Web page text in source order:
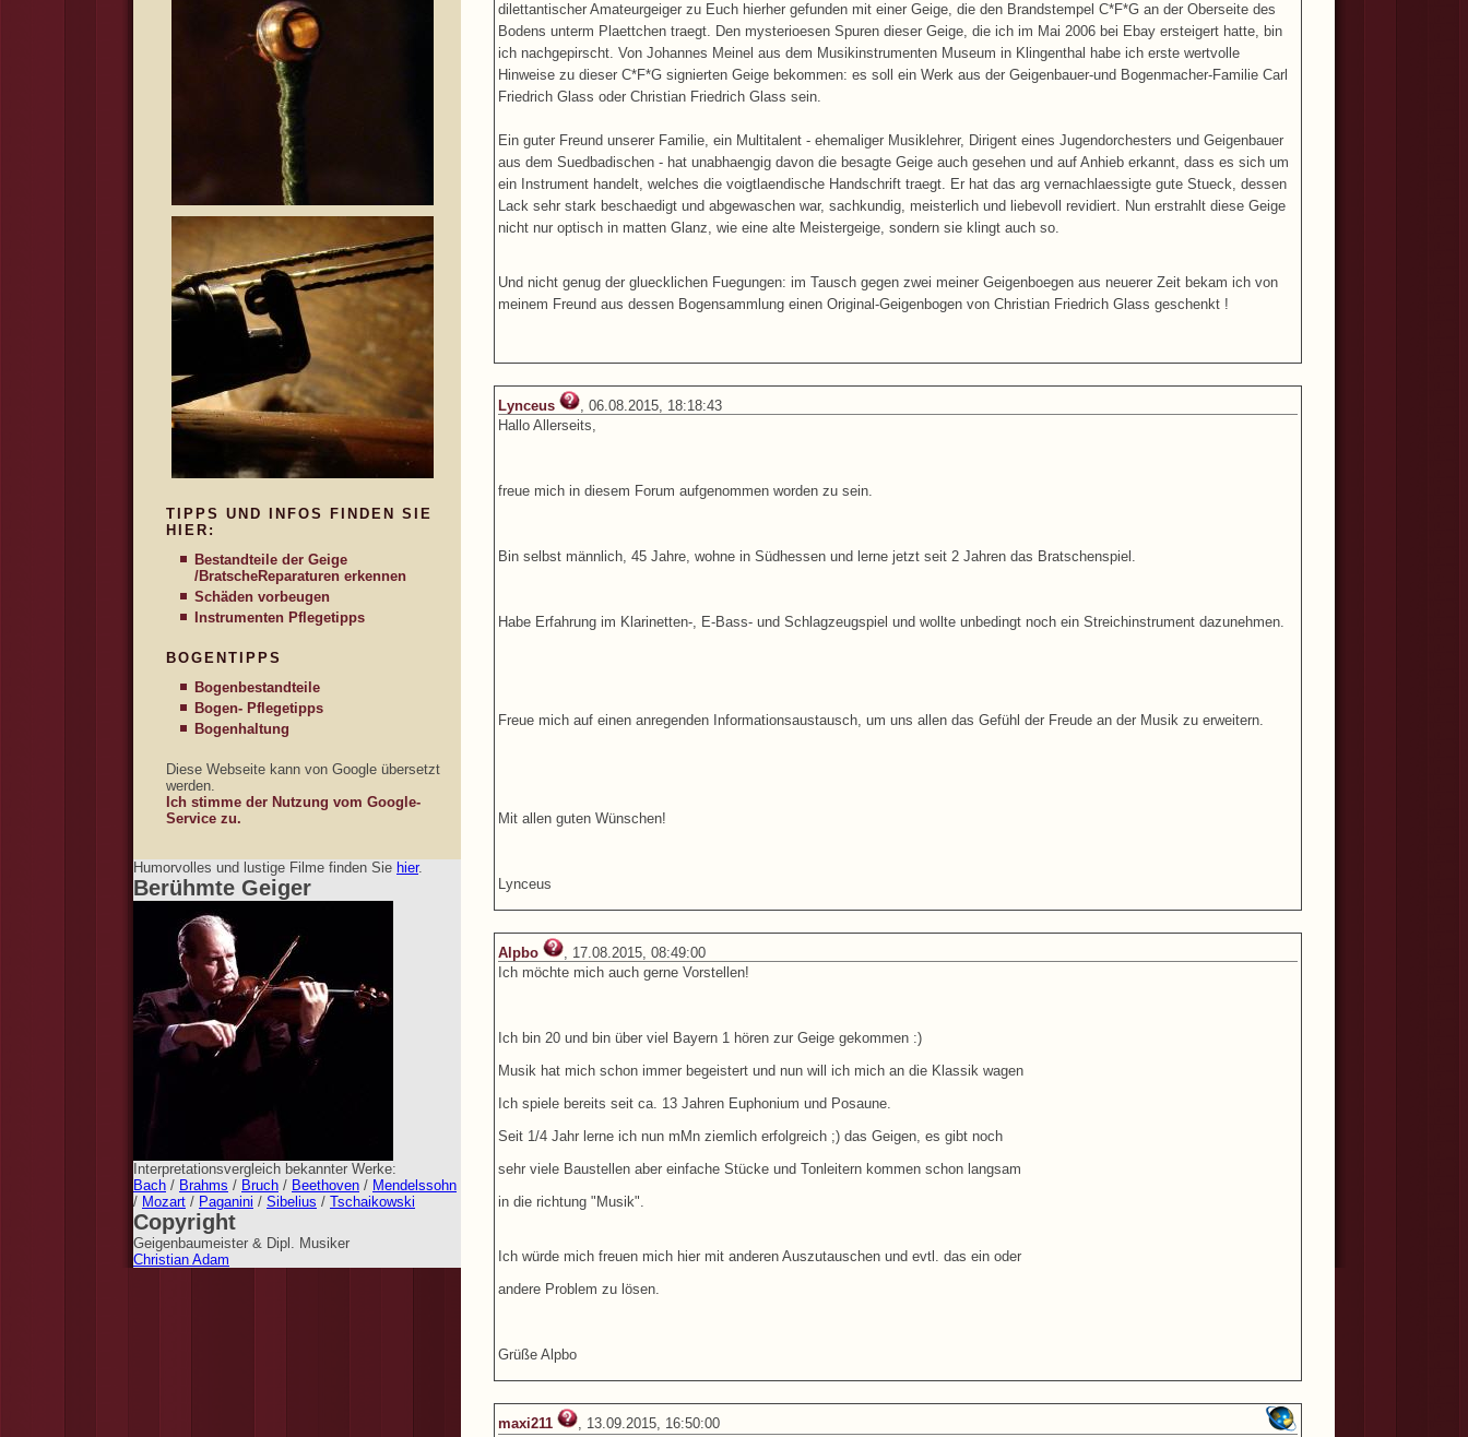
dilettantischer Amateurgeiger zu Euch hierher gefunden mit einer Geige, die den Brandstempel C*F*G an der Oberseite des
Bodens unterm Plaettchen traegt. Den mysterioesen Spuren dieser Geige, die ich im Mai 2006 bei Ebay ersteigert hatte, bin
ich nachgepirscht. Von Johannes Meinel aus dem Musikinstrumenten Museum in Klingenthal habe ich erste wertvolle
Hinweise zu dieser C*F*G signierten Geige bekommen: es soll ein Werk aus der Geigenbauer-und Bogenmacher-Familie Carl
Friedrich Glass oder Christian Friedrich Glass sein.
Ein guter Freund unserer Familie, ein Multitalent - ehemaliger Musiklehrer, Dirigent eines Jugendorchesters und Geigenbauer
aus dem Suedbadischen - hat unabhaengig davon die besagte Geige auch gesehen und auf Anhieb erkannt, dass es sich um
ein Instrument handelt, welches die voigtlaendische Handschrift traegt. Er hat das arg vernachlaessigte gute Stueck, dessen
Lack sehr stark beschaedigt und abgewaschen war, sachkundig, meisterlich und liebevoll revidiert. Nun erstrahlt diese Geige
nicht nur optisch in matten Glanz, wie eine alte Meistergeige, sondern sie klingt auch so.
Und nicht genug der gluecklichen Fuegungen: im Tausch gegen zwei meiner Geigenboegen aus neuerer Zeit bekam ich von
meinem Freund aus dessen Bogensammlung einen Original-Geigenbogen von Christian Friedrich Glass geschenkt !
Lynceus
, 06.08.2015, 18:18:43
Hallo Allerseits,
freue mich in diesem Forum aufgenommen worden zu sein.
Bin selbst männlich, 45 Jahre, wohne in Südhessen und lerne jetzt seit 2 Jahren das Bratschenspiel.
Habe Erfahrung im Klarinetten-, E-Bass- und Schlagzeugspiel und wollte unbedingt noch ein Streichinstrument dazunehmen.
Freue mich auf einen anregenden Informationsaustausch, um uns allen das Gefühl der Freude an der Musik zu erweitern.
Mit allen guten Wünschen!
Lynceus
Alpbo
, 17.08.2015, 08:49:00
Ich möchte mich auch gerne Vorstellen!
Ich bin 20 und bin über viel Bayern 1 hören zur Geige gekommen :)
Musik hat mich schon immer begeistert und nun will ich mich an die Klassik wagen
Ich spiele bereits seit ca. 13 Jahren Euphonium und Posaune.
Seit 1/4 Jahr lerne ich nun mMn ziemlich erfolgreich ;) das Geigen, es gibt noch
sehr viele Baustellen aber einfache Stücke und Tonleitern kommen schon langsam
in die richtung "Musik".
Ich würde mich freuen mich hier mit anderen Auszutauschen und evtl. das ein oder
andere Problem zu lösen.
Grüße Alpbo
maxi211 , 13.09.2015, 16:50:00
TIPPS UND INFOS FINDEN SIE
HIER:
Bestandteile der Geige
/BratscheReparaturen erkennen
Schäden vorbeugen
Instrumenten Pflegetipps
BOGENTIPPS
Bogenbestandteile
Bogen- Pflegetipps
Bogenhaltung
Diese Webseite kann von Google übersetzt
werden.
Ich stimme der Nutzung vom Google-
Service zu.
Humorvolles und lustige Filme finden Sie hier.
Berühmte Geiger
Interpretationsvergleich bekannter Werke:
Bach / Brahms / Bruch / Beethoven / Mendelssohn
/ Mozart / Paganini / Sibelius / Tschaikowski
Copyright
Geigenbaumeister & Dipl. Musiker
Christian Adam